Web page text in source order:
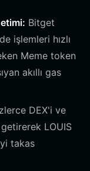
Bitget
işlemleri hızlı
Meme token
akıllı gas
DEX'i ve
LOUIS
takas